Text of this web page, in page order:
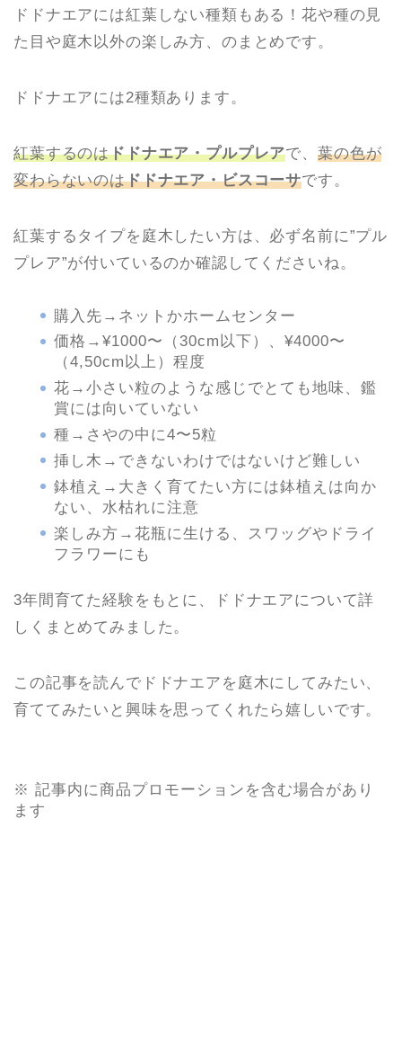
ドドナエアには紅葉しない種類もある！花や種の見
た目や庭木以外の楽しみ方、のまとめです。
ドドナエアには2種類あります。
紅葉するのはドドナエア・プルプレアで、 葉の色が
変わらないのはドドナエア・ビスコーサです。
紅葉するタイプを庭木したい方は、必ず名前に”プル
プレア”が付いているのか確認してくださいね。
購入先→ネットかホームセンター
価格→¥1000〜（30cm以下）、¥4000〜
（4,50cm以上）程度
花→小さい粒のような感じでとても地味、鑑
賞には向いていない
種→さやの中に4〜5粒
挿し木→できないわけではないけど難しい
鉢植え→大きく育てたい方には鉢植えは向か
ない、水枯れに注意
楽しみ方→花瓶に生ける、スワッグやドライ
フラワーにも
3年間育てた経験をもとに、ドドナエアについて詳
しくまとめてみました。
この記事を読んでドドナエアを庭木にしてみたい、
育ててみたいと興味を思ってくれたら嬉しいです。
※ 記事内に商品プロモーションを含む場合があり
ます